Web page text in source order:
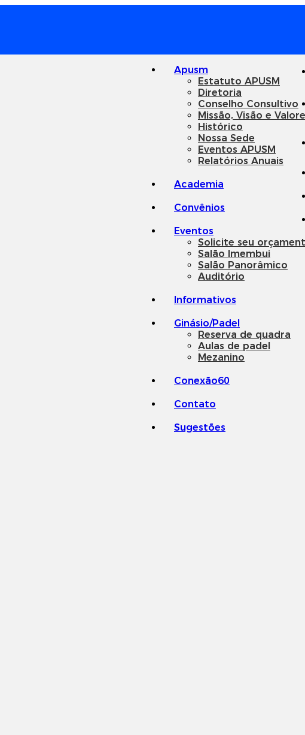
Apusm
Estatuto APUSM
Diretoria
Conselho Consultivo
Missão, Visão e
Histórico
Nossa Sede
Eventos APUSM
Relatórios Anuais
Academia
Convênios
Eventos
Solicite seu
Salão Imembui
Salão Panorâmico
Auditório
Informativos
Ginásio/Padel
Reserva de quadra
Aulas de padel
Mezanino
Conexão60
Contato
Sugestões